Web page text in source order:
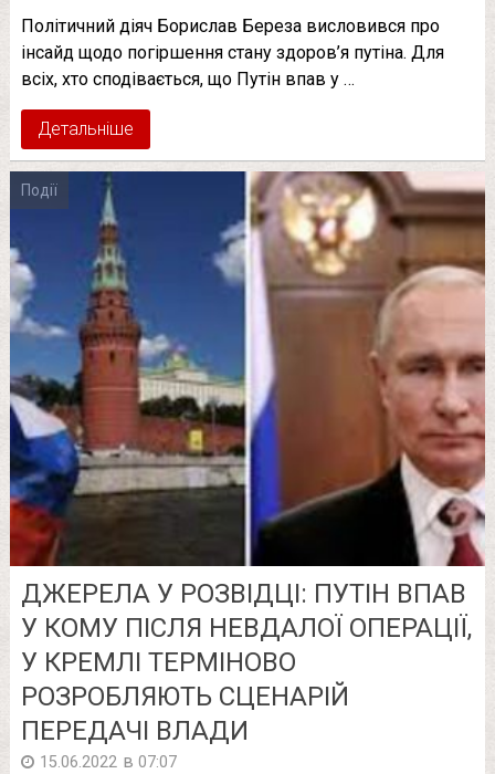
Політичний діяч Борислав Береза висловився про
інсайд щодо погіршення стану здоров’я путіна. Для
всіх, хто сподівається, що Путін впав у …
Детальніше
Події
ДЖЕРЕЛА У РОЗВІДЦІ: ПУТІН ВПАВ
У КОМУ ПІСЛЯ НЕВДАЛОЇ ОПЕРАЦІЇ,
У КРЕМЛІ ТЕРМІНОВО
РОЗРОБЛЯЮТЬ СЦЕНАРІЙ
ПЕРЕДАЧІ ВЛАДИ
15.06.2022 в 07:07